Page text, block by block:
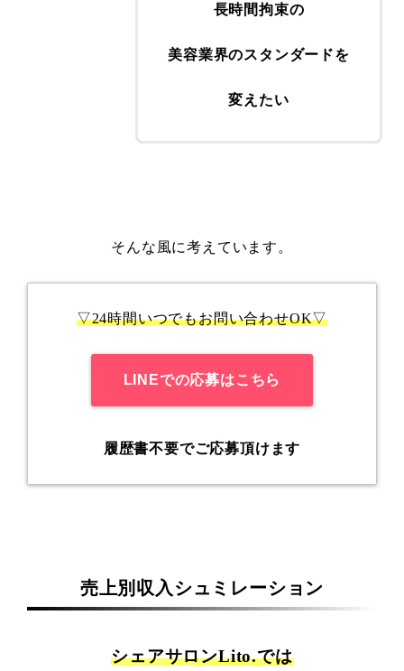
長時間拘束の
美容業界のスタンダードを
変えたい
そんな風に考えています。
▽24時間いつでもお問い合わせOK▽
LINEでの応募はこちら
履歴書不要でご応募頂けます
売上別収入シュミレーション
シェアサロンLito.では